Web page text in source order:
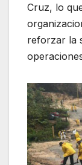
Cruz, lo
reforzar la